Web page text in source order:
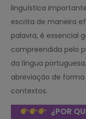
linguística
escrita de maneira
palavra, é essencial
compreendida pelo
da língua
abreviação de
contextos.
¿POR